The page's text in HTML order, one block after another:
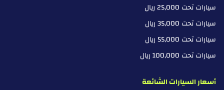
سيارات تحت 25,000 ريال
سيارات تحت 35,000 ريال
سيارات تحت 55,000 ريال
سيارات تحت 100,000 ريال
أسعار السيارات الشائعة